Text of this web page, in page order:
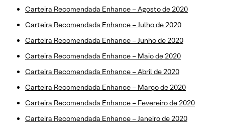
Carteira Recomendada Enhance – Agosto de 2020
Carteira Recomendada Enhance – Julho de 2020
Carteira Recomendada Enhance – Junho de 2020
Carteira Recomendada Enhance – Maio de 2020
Carteira Recomendada Enhance – Abril de 2020
Carteira Recomendada Enhance – Março de 2020
Carteira Recomendada Enhance – Fevereiro de 2020
Carteira Recomendada Enhance – Janeiro de 2020